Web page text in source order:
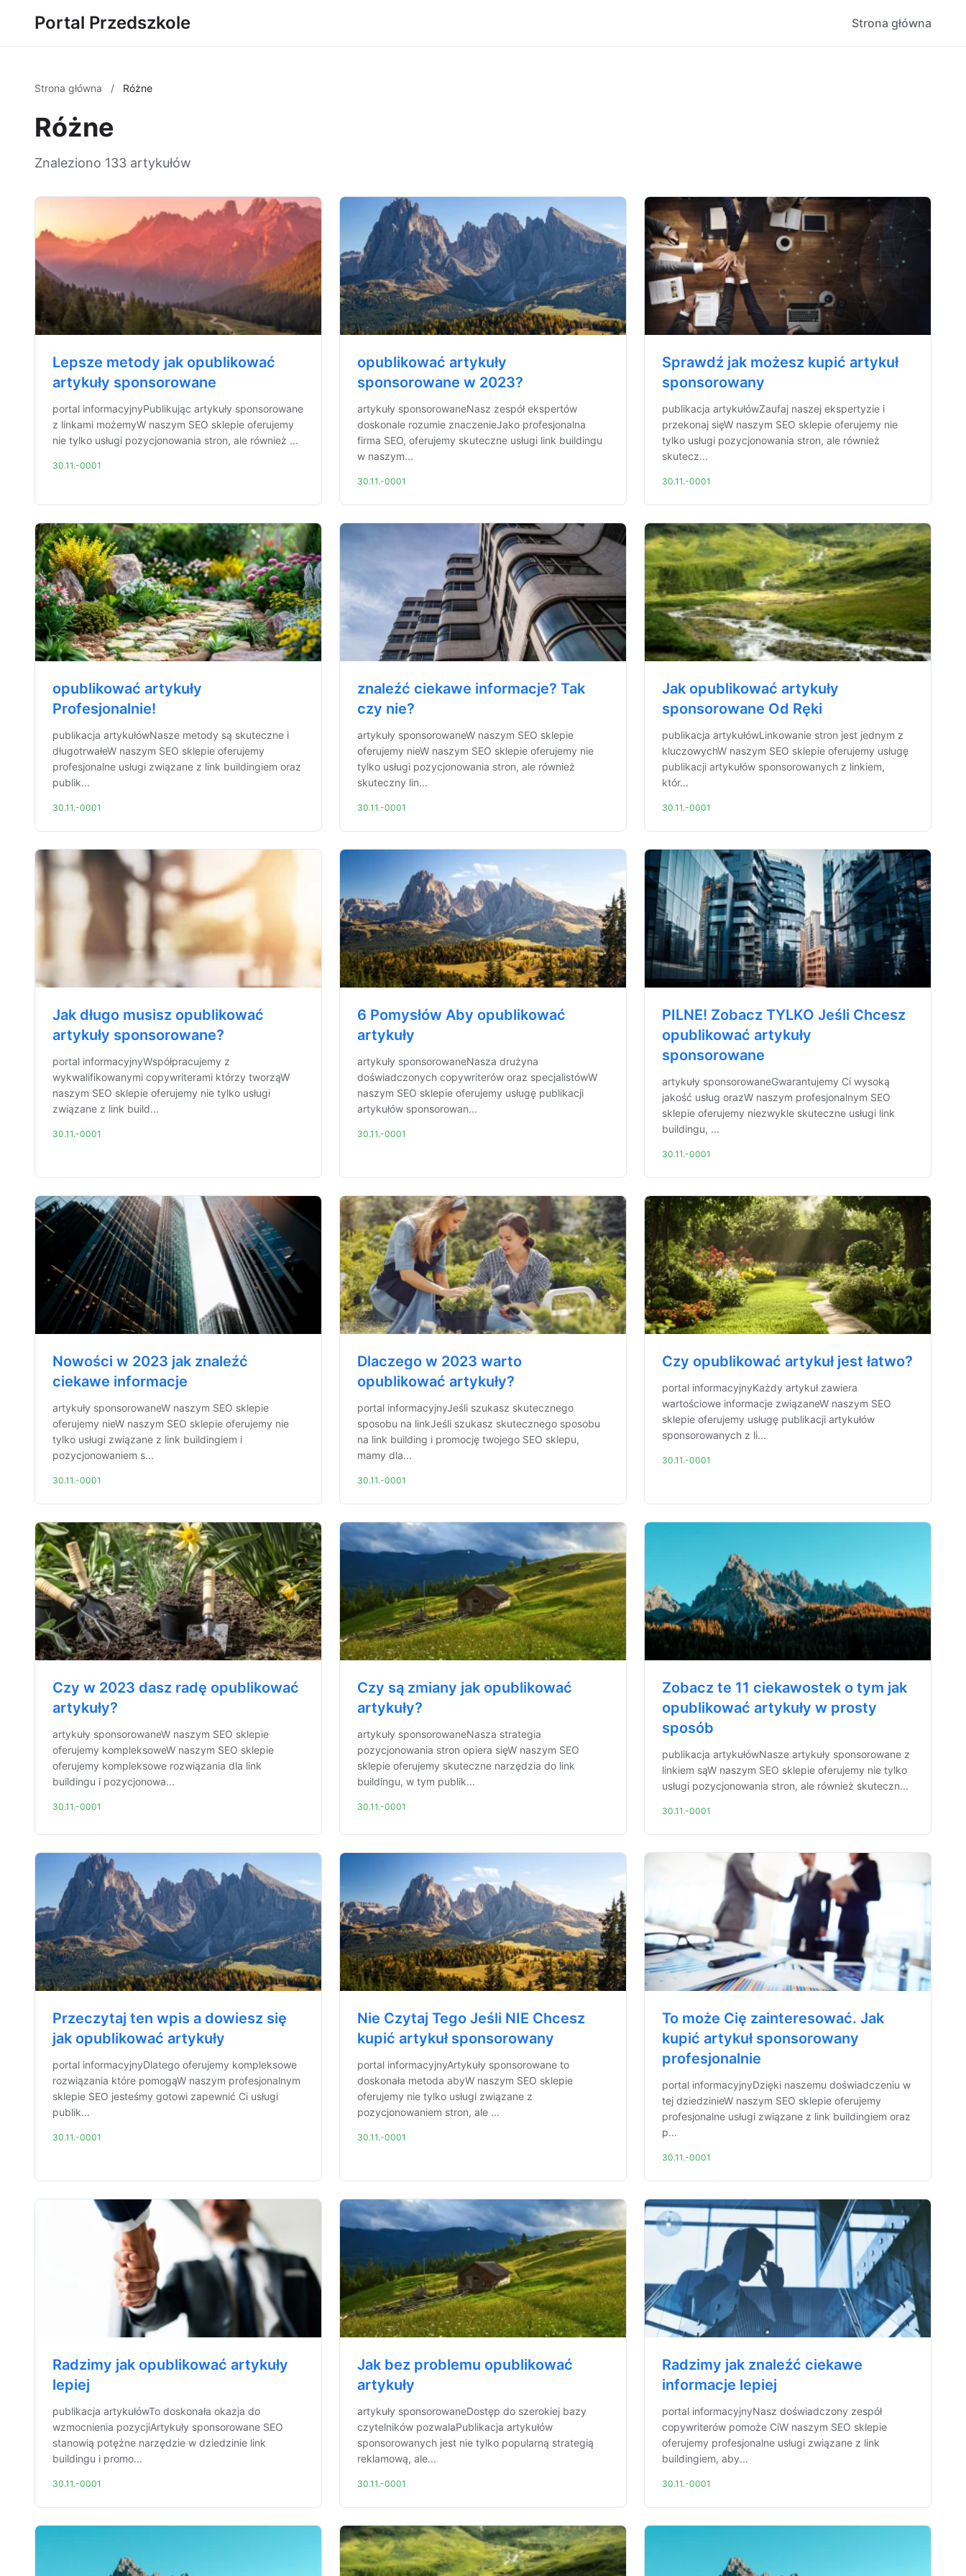
Portal Przedszkole Strona główna
Strona główna / Różne
Różne
Znaleziono 133 artykułów
Lepsze metody jak opublikować
artykuły sponsorowane
portal informacyjnyPublikując artykuły sponsorowane
z linkami możemyW naszym SEO sklepie oferujemy
nie tylko usługi pozycjonowania stron, ale również ...
30.11.-0001
opublikować artykuły
sponsorowane w 2023?
artykuły sponsorowaneNasz zespół ekspertów
doskonale rozumie znaczenieJako profesjonalna
firma SEO, oferujemy skuteczne usługi link buildingu
w naszym...
30.11.-0001
Sprawdź jak możesz kupić artykuł
sponsorowany
publikacja artykułówZaufaj naszej ekspertyzie i
przekonaj sięW naszym SEO sklepie oferujemy nie
tylko usługi pozycjonowania stron, ale również
skutecz...
30.11.-0001
opublikować artykuły
Profesjonalnie!
publikacja artykułówNasze metody są skuteczne i
długotrwałeW naszym SEO sklepie oferujemy
profesjonalne usługi związane z link buildingiem oraz
publik...
30.11.-0001
znaleźć ciekawe informacje? Tak
czy nie?
artykuły sponsorowaneW naszym SEO sklepie
oferujemy nieW naszym SEO sklepie oferujemy nie
tylko usługi pozycjonowania stron, ale również
skuteczny lin...
30.11.-0001
Jak opublikować artykuły
sponsorowane Od Ręki
publikacja artykułówLinkowanie stron jest jednym z
kluczowychW naszym SEO sklepie oferujemy usługę
publikacji artykułów sponsorowanych z linkiem,
któr...
30.11.-0001
Jak długo musisz opublikować
artykuły sponsorowane?
portal informacyjnyWspółpracujemy z
wykwalifikowanymi copywriterami którzy tworząW
naszym SEO sklepie oferujemy nie tylko usługi
związane z link build...
30.11.-0001
6 Pomysłów Aby opublikować
artykuły
artykuły sponsorowaneNasza drużyna
doświadczonych copywriterów oraz specjalistówW
naszym SEO sklepie oferujemy usługę publikacji
artykułów sponsorowan...
30.11.-0001
PILNE! Zobacz TYLKO Jeśli Chcesz
opublikować artykuły
sponsorowane
artykuły sponsorowaneGwarantujemy Ci wysoką
jakość usług orazW naszym profesjonalnym SEO
sklepie oferujemy niezwykle skuteczne usługi link
buildingu, ...
30.11.-0001
Nowości w 2023 jak znaleźć
ciekawe informacje
artykuły sponsorowaneW naszym SEO sklepie
oferujemy nieW naszym SEO sklepie oferujemy nie
tylko usługi związane z link buildingiem i
pozycjonowaniem s...
30.11.-0001
Dlaczego w 2023 warto
opublikować artykuły?
portal informacyjnyJeśli szukasz skutecznego
sposobu na linkJeśli szukasz skutecznego sposobu
na link building i promocję twojego SEO sklepu,
mamy dla...
30.11.-0001
Czy opublikować artykuł jest łatwo?
portal informacyjnyKażdy artykuł zawiera
wartościowe informacje związaneW naszym SEO
sklepie oferujemy usługę publikacji artykułów
sponsorowanych z li...
30.11.-0001
Czy w 2023 dasz radę opublikować
artykuły?
artykuły sponsorowaneW naszym SEO sklepie
oferujemy kompleksoweW naszym SEO sklepie
oferujemy kompleksowe rozwiązania dla link
buildingu i pozycjonowa...
30.11.-0001
Czy są zmiany jak opublikować
artykuły?
artykuły sponsorowaneNasza strategia
pozycjonowania stron opiera sięW naszym SEO
sklepie oferujemy skuteczne narzędzia do link
buildingu, w tym publik...
30.11.-0001
Zobacz te 11 ciekawostek o tym jak
opublikować artykuły w prosty
sposób
publikacja artykułówNasze artykuły sponsorowane z
linkiem sąW naszym SEO sklepie oferujemy nie tylko
usługi pozycjonowania stron, ale również skuteczn...
30.11.-0001
Przeczytaj ten wpis a dowiesz się
jak opublikować artykuły
portal informacyjnyDlatego oferujemy kompleksowe
rozwiązania które pomogąW naszym profesjonalnym
sklepie SEO jesteśmy gotowi zapewnić Ci usługi
publik...
30.11.-0001
Nie Czytaj Tego Jeśli NIE Chcesz
kupić artykuł sponsorowany
portal informacyjnyArtykuły sponsorowane to
doskonała metoda abyW naszym SEO sklepie
oferujemy nie tylko usługi związane z
pozycjonowaniem stron, ale ...
30.11.-0001
To może Cię zainteresować. Jak
kupić artykuł sponsorowany
profesjonalnie
portal informacyjnyDzięki naszemu doświadczeniu w
tej dziedzinieW naszym SEO sklepie oferujemy
profesjonalne usługi związane z link buildingiem oraz
p...
30.11.-0001
Radzimy jak opublikować artykuły
lepiej
publikacja artykułówTo doskonała okazja do
wzmocnienia pozycjiArtykuły sponsorowane SEO
stanowią potężne narzędzie w dziedzinie link
buildingu i promo...
30.11.-0001
Jak bez problemu opublikować
artykuły
artykuły sponsorowaneDostęp do szerokiej bazy
czytelników pozwalaPublikacja artykułów
sponsorowanych jest nie tylko popularną strategią
reklamową, ale...
30.11.-0001
Radzimy jak znaleźć ciekawe
informacje lepiej
portal informacyjnyNasz doświadczony zespół
copywriterów pomoże CiW naszym SEO sklepie
oferujemy profesjonalne usługi związane z link
buildingiem, aby...
30.11.-0001